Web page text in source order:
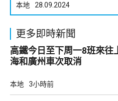
本地 28.09.2024
更多即時新聞
高鐵今日至下周一8班來往
海和廣州車次取消
本地 3小時前